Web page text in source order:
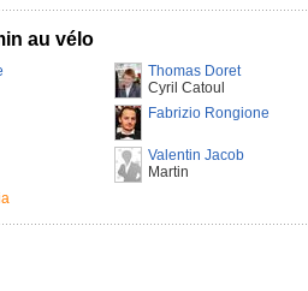
au vélo
Thomas Doret
Cyril Catoul
Fabrizio Rongione
Valentin Jacob
Martin